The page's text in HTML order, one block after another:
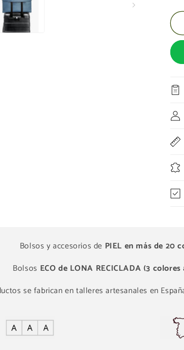
Bolsos y accesorios de PIEL en más de 20
Bolsos ECO de LONA RECICLADA (3
se fabrican en talleres artesanales en